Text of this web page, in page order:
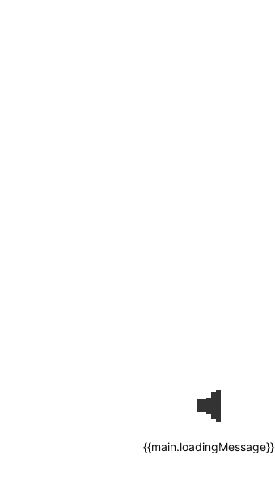
{{main.loadingMessage}}